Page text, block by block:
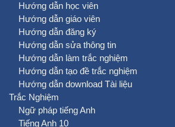
Hướng dẫn học viên
Hướng dẫn giáo viên
Hướng dẫn đăng ký
Hướng dẫn sửa thông tin
Hướng dẫn làm trắc nghiệm
Hướng dẫn tạo đề trắc nghiệm
Hướng dẫn download Tài liệu
Trắc Nghiệm
Ngữ pháp tiếng Anh
Tiếng Anh 10